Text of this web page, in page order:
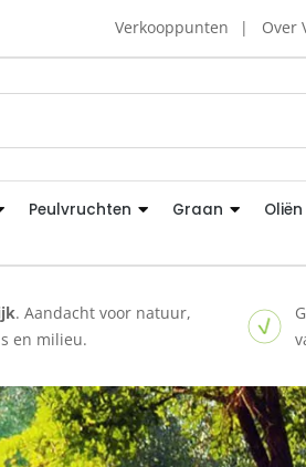
Verkooppunten Over
Peulvruchten Graan Oliën
. Aandacht voor natuur,
en milieu.